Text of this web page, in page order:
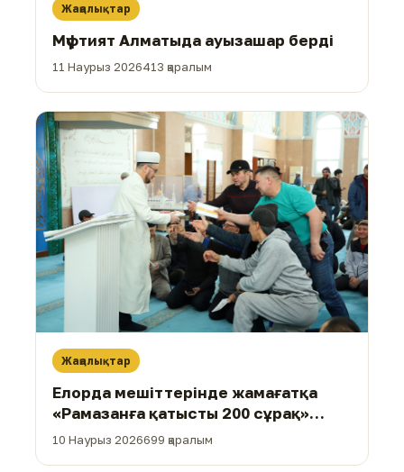
Жаңалықтар
Мүфтият Алматыда ауызашар берді
11 Наурыз 2026413 қаралым
Жаңалықтар
Елорда мешіттерінде жамағатқа
«Рамазанға қатысты 200 сұрақ»
кітабы үлестірілді (фото)
10 Наурыз 2026699 қаралым